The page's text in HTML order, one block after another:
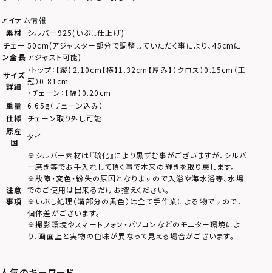
アイテム情報
素材
シルバー925(いぶし仕上げ)
チェー
ン全長
50cm(アジャスター部分で調整していただく事により、45cmに
アジャスト可能)
サイズ
詳細
・トップ：【縦】2.10cm【横】1.32cm【厚み】（クロス）0.15cm（王
冠）0.81cm
・チェーン：【幅】0.20cm
重量 6.65g（チェーン込み）
仕様
チェーン取り外し可能
原産
国
タイ
注意
事項
※シルバー素材は『硫化』により黒ずむ事がございますが、シルバ
ー磨き等でお手入れして頂く事で本来の輝きを取り戻します。
※故障・変色・紛失の原因となりますので入浴や海水浴等、水場
でのご使用は出来るだけお控えください。
※いぶし処理（溝部分の黒色）は全て手作業による物ですので、
個体差がございます。
※撮影環境やスマートフォン・パソコンなどのモニター環境によ
り、画面上と実物の色味が異なって見える場合がございます。